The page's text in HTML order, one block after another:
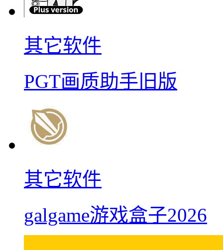
其它软件
PGT画质助手旧版
其它软件
galgame游戏盒子2026